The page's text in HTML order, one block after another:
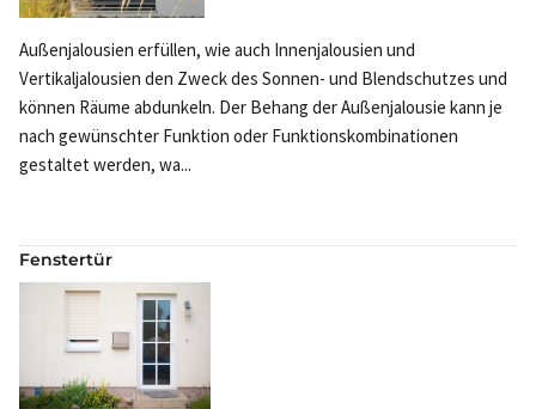
Außenjalousien erfüllen, wie auch Innenjalousien und
Vertikaljalousien den Zweck des Sonnen- und Blendschutzes und
können Räume abdunkeln. Der Behang der Außenjalousie kann je
nach gewünschter Funktion oder Funktionskombinationen
gestaltet werden, wa...
Fenstertür